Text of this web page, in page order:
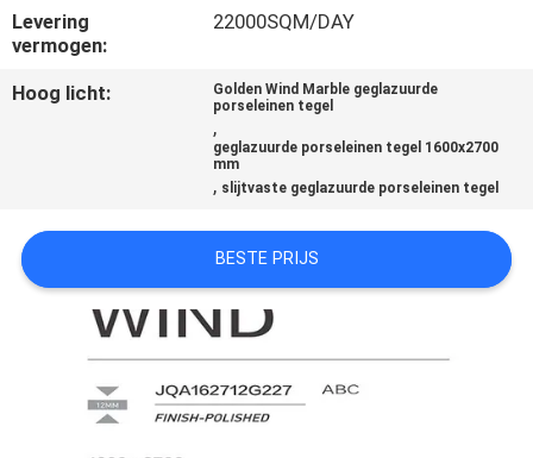
VRAAG
EEN
OFFERTE
PRIVACYBELEID
Levering
vermogen:
22000SQM/DAY
Hoog licht:
Golden Wind Marble geglazuurde
porseleinen tegel
,
geglazuurde porseleinen tegel 1600x2700
mm
, slijtvaste geglazuurde porseleinen tegel
BESTE PRIJS